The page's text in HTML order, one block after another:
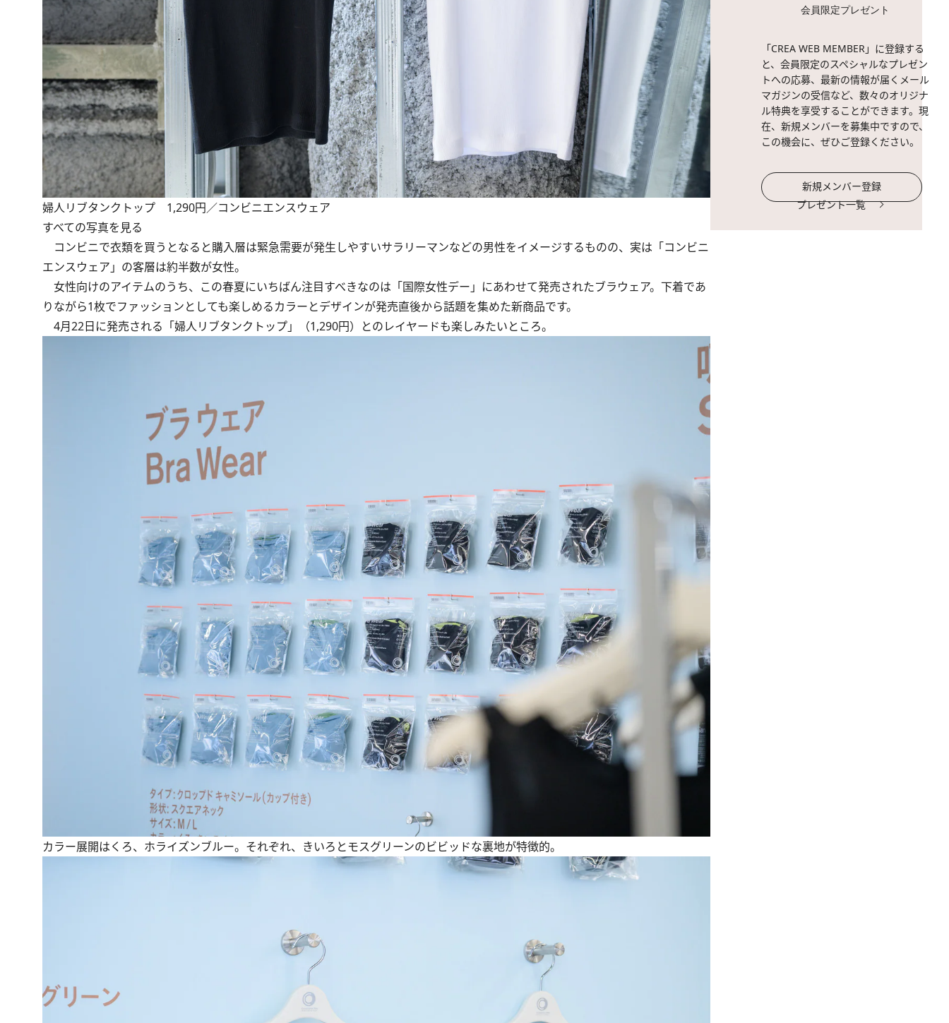
婦人リブタンクトップ 1,290円／コンビニエンスウェア
すべての写真を見る
コンビニで衣類を買うとなると購入層は緊急需要が発生しやすいサラリーマンなどの男性をイメージするものの、実は「コンビニ
エンスウェア」の客層は約半数が女性。
女性向けのアイテムのうち、この春夏にいちばん注目すべきなのは「国際女性デー」にあわせて発売されたブラウェア。下着であ
りながら1枚でファッションとしても楽しめるカラーとデザインが発売直後から話題を集めた新商品です。
4月22日に発売される「婦人リブタンクトップ」（1,290円）とのレイヤードも楽しみたいところ。
カラー展開はくろ、ホライズンブルー。それぞれ、きいろとモスグリーンのビビッドな裏地が特徴的。
会員限定プレゼント
「CREA WEB MEMBER」に登録する
と、会員限定のスペシャルなプレゼン
トへの応募、最新の情報が届くメール
マガジンの受信など、数々のオリジナ
ル特典を享受することができます。現
在、新規メンバーを募集中ですので、
この機会に、ぜひご登録ください。
新規メンバー登録
プレゼント一覧